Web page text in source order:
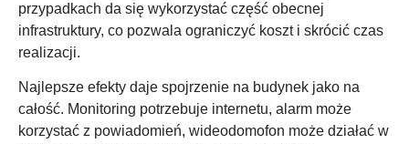
przypadkach da się wykorzystać część obecnej
infrastruktury, co pozwala ograniczyć koszt i skrócić czas
realizacji.
Najlepsze efekty daje spojrzenie na budynek jako na
całość. Monitoring potrzebuje internetu, alarm może
korzystać z powiadomień, wideodomofon może działać w